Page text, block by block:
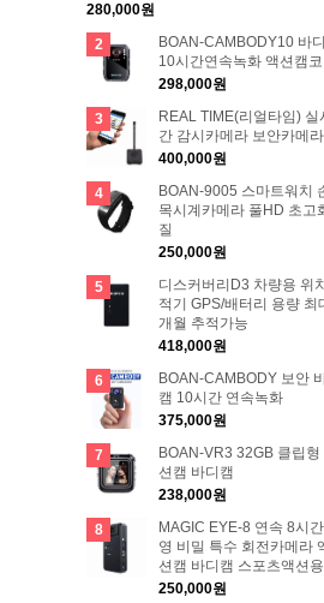
280,000원
2
BOAN-CAMBODY10 바
10시간연속녹화 액션캠코
298,000원
3
REAL TIME(리얼타임) 실
간 감시카메라 보안카메라
400,000원
4
BOAN-9005 스마트워치
목시계카메라 풀HD 초고
질
250,000원
5
디스커버리D3 차량용 위
적기 GPS/배터리 용량 최
개월 추적가능
418,000원
6
BOAN-CAMBODY 보안
캠 10시간 연속녹화
375,000원
7
BOAN-VR3 32GB 클립형
션캠 바디캠
238,000원
8
MAGIC EYE-8 연속 8시
영 비밀 특수 회전카메라
션캠 바디캠 스포츠액션용
250,000원